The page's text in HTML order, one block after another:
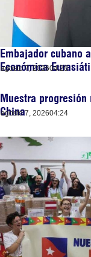
Embajador cubano
Económica
agosto 7, 202604:28
Muestra progresión
China
agosto 7, 202604:24